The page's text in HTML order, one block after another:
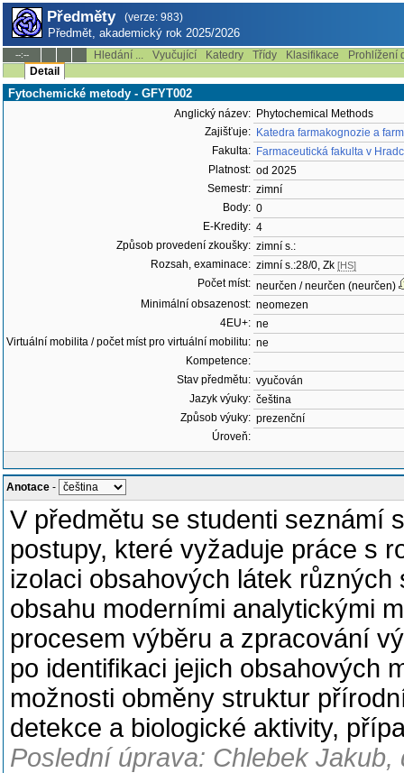
Předměty (verze: 983)
Předmět, akademický rok 2025/2026
--:-- Hledání ... Vyučující Katedry Třídy Klasifikace
Prohlížení
Detail
Fytochemické metody - GFYT002
Anglický název: Phytochemical Methods
Zajišťuje: Katedra farmakognozie a
Fakulta: Farmaceutická fakulta v
Platnost: od 2025
Semestr: zimní
Body: 0
E-Kredity: 4
Způsob provedení zkoušky: zimní s.:
Rozsah, examinace: zimní s.:28/0, Zk [HS]
Počet míst: neurčen / neurčen (neurčen)
Minimální obsazenost: neomezen
4EU+: ne
Virtuální mobilita / počet míst pro virtuální mobilitu: ne
Kompetence:
Stav předmětu: vyučován
Jazyk výuky: čeština
Způsob výuky: prezenční
Úroveň:
Anotace -
V předmětu se studenti seznámí
postupy, které vyžaduje práce s
izolaci obsahových látek
obsahu moderními analytickými
procesem výběru a zpracování
po identifikaci jejich obsahových
možnosti obměny struktur
detekce a biologické aktivity,
Poslední úprava: Chlebek